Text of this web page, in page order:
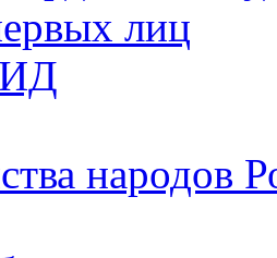
лиц
народов